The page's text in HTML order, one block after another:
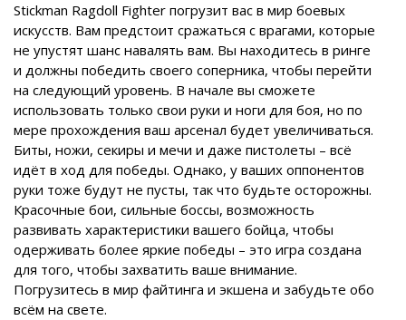
Stickman Ragdoll Fighter погрузит вас в мир боевых
искусств. Вам предстоит сражаться с врагами, которые
не упустят шанс навалять вам. Вы находитесь в ринге
и должны победить своего соперника, чтобы перейти
на следующий уровень. В начале вы сможете
использовать только свои руки и ноги для боя, но по
мере прохождения ваш арсенал будет увеличиваться.
Биты, ножи, секиры и мечи и даже пистолеты – всё
идёт в ход для победы. Однако, у ваших оппонентов
руки тоже будут не пусты, так что будьте осторожны.
Красочные бои, сильные боссы, возможность
развивать характеристики вашего бойца, чтобы
одерживать более яркие победы – это игра создана
для того, чтобы захватить ваше внимание.
Погрузитесь в мир файтинга и экшена и забудьте обо
всём на свете.